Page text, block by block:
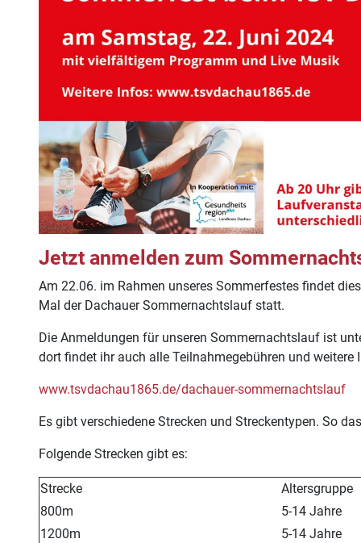
Jetzt anmelden zum
Am 22.06. im Rahmen unseres Sommerfestes findet
Mal der Dachauer Sommernachtslauf statt.
Die Anmeldungen für unseren Sommernachtslauf ist
dort findet ihr auch alle Teilnahmegebühren und weitere
www.tsvdachau1865.de/dachauer-sommernachtslauf
Es gibt verschiedene Strecken und Streckentypen. So
Folgende Strecken gibt es:
Strecke
Altersgruppe
800m
5-14 Jahre
1200m
5-14 Jahre